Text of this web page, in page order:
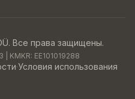
Все права защищены.
| KMKR: EE101019288
·Условия использования